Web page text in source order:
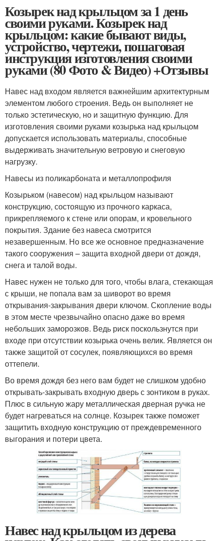
Козырек над крыльцом за 1 день
своими руками. Козырек над
крыльцом: какие бывают виды,
устройство, чертежи, пошаговая
инструкция изготовления своими
руками (80 Фото & Видео) +Отзывы
Навес над входом является важнейшим архитектурным
элементом любого строения. Ведь он выполняет не
только эстетическую, но и защитную функцию. Для
изготовления своими руками козырька над крыльцом
допускается использовать материалы, способные
выдерживать значительную ветровую и снеговую
нагрузку.
Навесы из поликарбоната и металлопрофиля
Козырьком (навесом) над крыльцом называют
конструкцию, состоящую из прочного каркаса,
прикрепляемого к стене или опорам, и кровельного
покрытия. Здание без навеса смотрится
незавершенным. Но все же основное предназначение
такого сооружения – защита входной двери от дождя,
снега и талой воды.
Навес нужен не только для того, чтобы влага, стекающая
с крыши, не попала вам за шиворот во время
открывания-закрывания двери ключом. Скопление воды
в этом месте чрезвычайно опасно даже во время
небольших заморозков. Ведь риск поскользнутся при
входе при отсутствии козырька очень велик. Является он
также защитой от сосулек, появляющихся во время
оттепели.
Во время дождя без него вам будет не слишком удобно
открывать-закрывать входную дверь с зонтиком в руках.
Плюс в сильную жару металлическая дверная ручка не
будет нагреваться на солнце. Козырек также поможет
защитить входную конструкцию от преждевременного
выгорания и потери цвета.
Навес над крыльцом из дерева